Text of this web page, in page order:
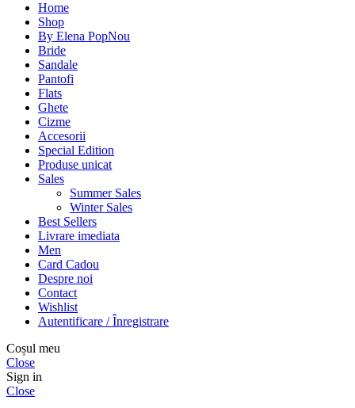
Home
Shop
By Elena PopNou
Bride
Sandale
Pantofi
Flats
Ghete
Cizme
Accesorii
Special Edition
Produse unicat
Sales
Summer Sales
Winter Sales
Best Sellers
Livrare imediata
Men
Card Cadou
Despre noi
Contact
Wishlist
Autentificare / Înregistrare
Coșul meu
Close
Sign in
Close